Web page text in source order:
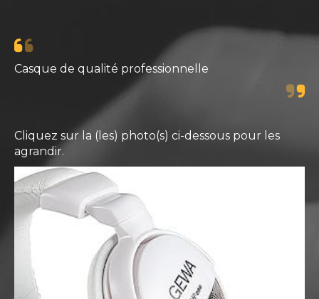
Casque de qualité professionnelle
Cliquez sur la (les) photo(s) ci-dessous pour les
agrandir.